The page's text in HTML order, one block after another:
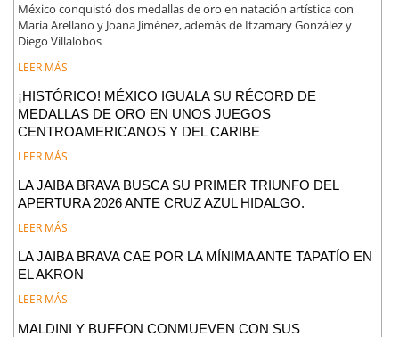
México conquistó dos medallas de oro en natación artística con
María Arellano y Joana Jiménez, además de Itzamary González y
Diego Villalobos
LEER MÁS
¡HISTÓRICO! MÉXICO IGUALA SU RÉCORD DE
MEDALLAS DE ORO EN UNOS JUEGOS
CENTROAMERICANOS Y DEL CARIBE
LEER MÁS
LA JAIBA BRAVA BUSCA SU PRIMER TRIUNFO DEL
APERTURA 2026 ANTE CRUZ AZUL HIDALGO.
LEER MÁS
LA JAIBA BRAVA CAE POR LA MÍNIMA ANTE TAPATÍO EN
EL AKRON
LEER MÁS
MALDINI Y BUFFON CONMUEVEN CON SUS